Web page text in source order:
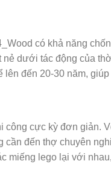
có khả năng
dưới tác động của
lên đến 20-30 năm,
công cực kỳ đơn giản.
cần đến thợ chuyên
miếng lego lại với